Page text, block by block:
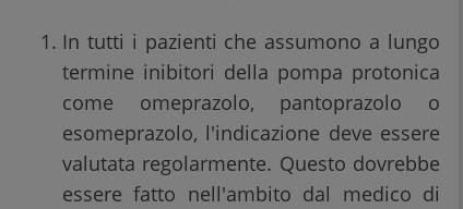
In tutti i pazienti che assumono a lungo
termine inibitori della pompa protonica
come omeprazolo, pantoprazolo o
esomeprazolo, l'indicazione deve essere
valutata regolarmente. Questo dovrebbe
essere fatto nell'ambito dal medico di